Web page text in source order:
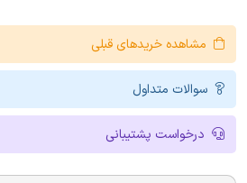
مشاهده خریدهای قبلی
سوالات متداول
درخواست پشتیبانی